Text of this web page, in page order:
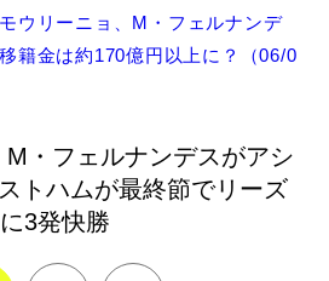
ウリーニョ、M・フェルナンデ
籍金は約170億円以上に？（06/0
M・フェルナンデスがアシ
トハムが最終節でリーズ
に3発快勝